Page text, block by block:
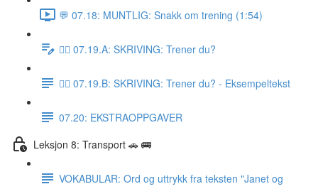
💬 07.18: MUNTLIG: Snakk om trening (1:54)
✍🏼 07.19.A: SKRIVING: Trener du?
✍🏼 07.19.B: SKRIVING: Trener du? - Eksempeltekst
07.20: EKSTRAOPPGAVER
Leksjon 8: Transport 🚗 🚌
VOKABULAR: Ord og uttrykk fra teksten "Janet og